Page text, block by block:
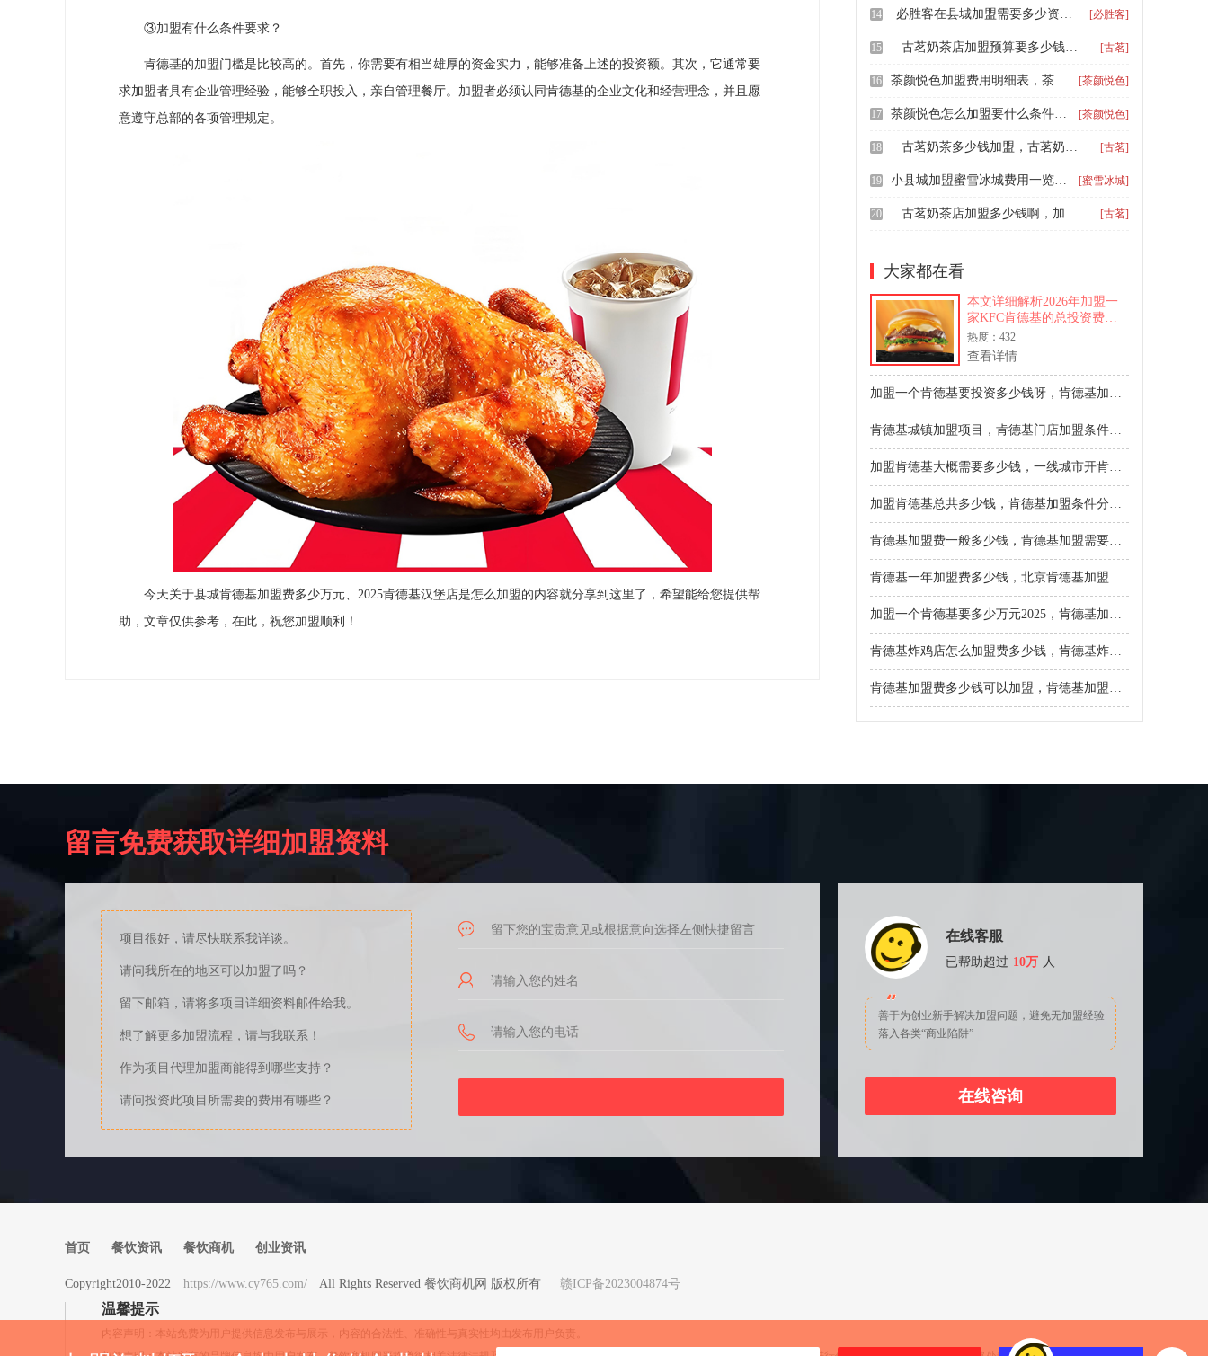
③加盟有什么条件要求？
肯德基的加盟门槛是比较高的。首先，你需要有相当雄厚的资金实力，能够准备上述的投资额。其次，它通常要
求加盟者具有企业管理经验，能够全职投入，亲自管理餐厅。加盟者必须认同肯德基的企业文化和经营理念，并且愿
意遵守总部的各项管理规定。
今天关于县城肯德基加盟费多少万元、2025肯德基汉堡店是怎么加盟的内容就分享到这里了，希望能给您提供帮
助，文章仅供参考，在此，祝您加盟顺利！
14 必胜客在县城加盟需要多少资金，必胜客披萨加盟条件和费用分析 [必胜客]
15 古茗奶茶店加盟预算要多少钱，古茗奶茶要加盟费吗 [古茗]
16 茶颜悦色加盟费用明细表，茶颜悦色能加盟吗多少钱 [茶颜悦色]
17 茶颜悦色怎么加盟要什么条件，开茶颜悦色奶茶店奶茶价格 [茶颜悦色]
18 古茗奶茶多少钱加盟，古茗奶茶怎么加盟啊多少钱啊 [古茗]
19 小县城加盟蜜雪冰城费用一览表，开一家蜜雪冰城县城加盟店多少钱 [蜜雪冰城]
20 古茗奶茶店加盟多少钱啊，加盟一家古茗究竟要多少钱 [古茗]
大家都在看
本文详细解析2026年加盟一
家KFC肯德基的总投资费
用，预计在200万至800万元
之间，并深入介绍其“不从零
开始”的加盟模式、具体准入
申请流程以及加盟后可获得
的总部支持，为意向投资者
提供全面参考。
热度：432
查看详情
加盟一个肯德基要投资多少钱呀，肯德基加盟投资费用需要多少钱？
肯德基城镇加盟项目，肯德基门店加盟条件是什么
加盟肯德基大概需要多少钱，一线城市开肯德基加盟条件有哪些
加盟肯德基总共多少钱，肯德基加盟条件分析2025
肯德基加盟费一般多少钱，肯德基加盟需要多少万元呀
肯德基一年加盟费多少钱，北京肯德基加盟条件和费用分析
加盟一个肯德基要多少万元2025，肯德基加盟具体条件是什么
肯德基炸鸡店怎么加盟费多少钱，肯德基炸鸡汉堡店要如何加盟
肯德基加盟费多少钱可以加盟，肯德基加盟费用及加盟条件2024
留言免费获取详细加盟资料
项目很好，请尽快联系我详谈。
请问我所在的地区可以加盟了吗？
留下邮箱，请将多项目详细资料邮件给我。
想了解更多加盟流程，请与我联系！
作为项目代理加盟商能得到哪些支持？
请问投资此项目所需要的费用有哪些？
在线客服
已帮助超过 10万 人
善于为创业新手解决加盟问题，避免无加盟经验
落入各类“商业陷阱”
在线咨询
首页 餐饮资讯 餐饮商机 创业资讯
Copyright2010-2022 https://www.cy765.com/ All Rights Reserved 餐饮商机网 版权所有 | 赣ICP备2023004874号
温馨提示
内容声明：本站免费为用户提供信息发布与展示，内容的合法性、准确性与真实性均由发布用户负责。